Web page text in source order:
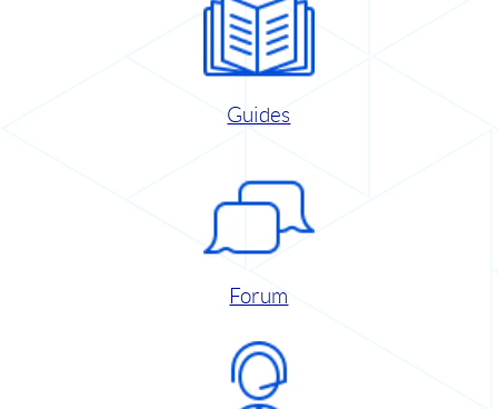
Guides
Forum